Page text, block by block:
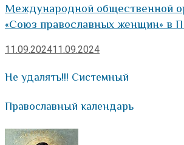
Международной общественной
«Союз православных женщин» в
11.09.202411.09.2024
Не удалять!!! Системный
Православный календарь